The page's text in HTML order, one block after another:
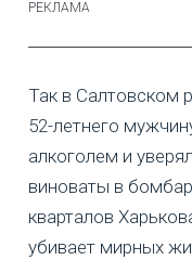
Так в Салтовском
52-летнего
алкоголем и
виноваты в
кварталов
убивает мирных